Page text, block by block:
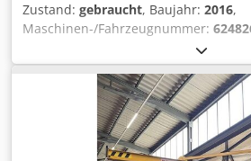
Zustand: gebraucht, Baujahr: 2016,
Maschinen-/Fahrzeugnummer:
4.450 mm
Ausladung:4.000 mm, Arbeitshöhe:
01/2027, -WAG 913-
Säulenschwenkkran des Herstellers
4,0. Der Säulenschwenkkran ist voll
Datenblatt mit allen Maßen kann